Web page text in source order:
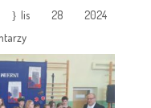
lis 28 2024